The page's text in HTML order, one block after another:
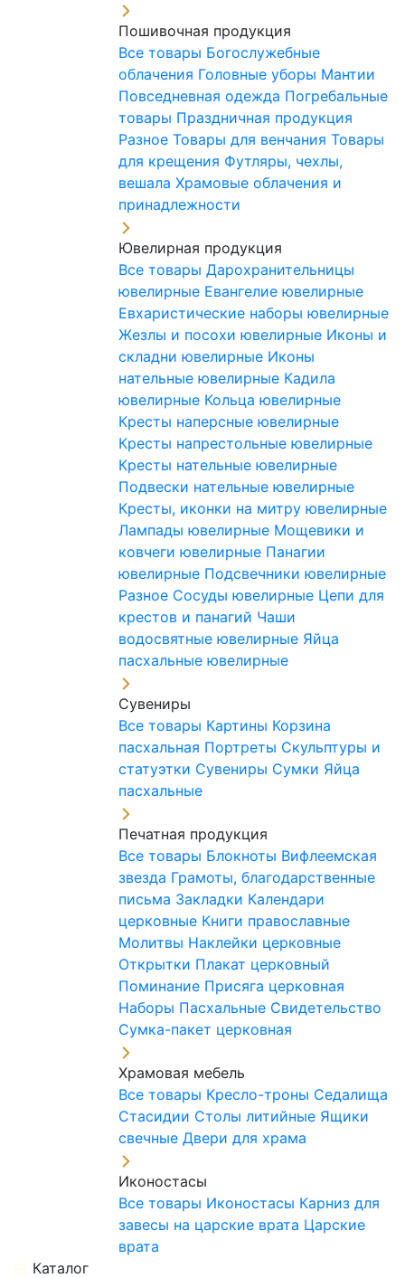
Пошивочная продукция
Все товары Богослужебные
облачения Головные уборы Мантии
Повседневная одежда Погребальные
товары Праздничная продукция
Разное Товары для венчания Товары
для крещения Футляры, чехлы,
вешала Храмовые облачения и
принадлежности
Ювелирная продукция
Все товары Дарохранительницы
ювелирные Евангелие ювелирные
Евхаристические наборы ювелирные
Жезлы и посохи ювелирные Иконы и
складни ювелирные Иконы
нательные ювелирные Кадила
ювелирные Кольца ювелирные
Кресты наперсные ювелирные
Кресты напрестольные ювелирные
Кресты нательные ювелирные
Подвески нательные ювелирные
Кресты, иконки на митру ювелирные
Лампады ювелирные Мощевики и
ковчеги ювелирные Панагии
ювелирные Подсвечники ювелирные
Разное Сосуды ювелирные Цепи для
крестов и панагий Чаши
водосвятные ювелирные Яйца
пасхальные ювелирные
Сувениры
Все товары Картины Корзина
пасхальная Портреты Скульптуры и
статуэтки Сувениры Сумки Яйца
пасхальные
Печатная продукция
Все товары Блокноты Вифлеемская
звезда Грамоты, благодарственные
письма Закладки Календари
церковные Книги православные
Молитвы Наклейки церковные
Открытки Плакат церковный
Поминание Присяга церковная
Наборы Пасхальные Свидетельство
Сумка-пакет церковная
Храмовая мебель
Все товары Кресло-троны Седалища
Стасидии Столы литийные Ящики
свечные Двери для храма
Иконостасы
Все товары Иконостасы Карниз для
завесы на царские врата Царские
врата
Каталог